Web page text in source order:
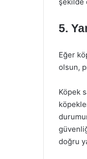
5.
Eğer
olsun,
Köpek
doğru